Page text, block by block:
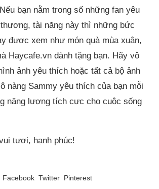
bạn nằm trong số những fan yêu
tài năng này thì những bức
được xem như món quà mùa xuân,
Haycafe.vn dành tặng bạn. Hãy vô
ảnh yêu thích hoặc tất cả bộ ảnh
nàng Sammy yêu thích của bạn mỗi
năng lượng tích cực cho cuộc sống
tươi, hạnh phúc!
Facebook Twitter Pinterest